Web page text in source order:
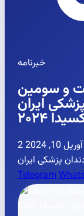
خبرنامه
و سومین
ایران
۲۰۲۴
آوریل 10, 2024
پزشکی ایران
Telegram